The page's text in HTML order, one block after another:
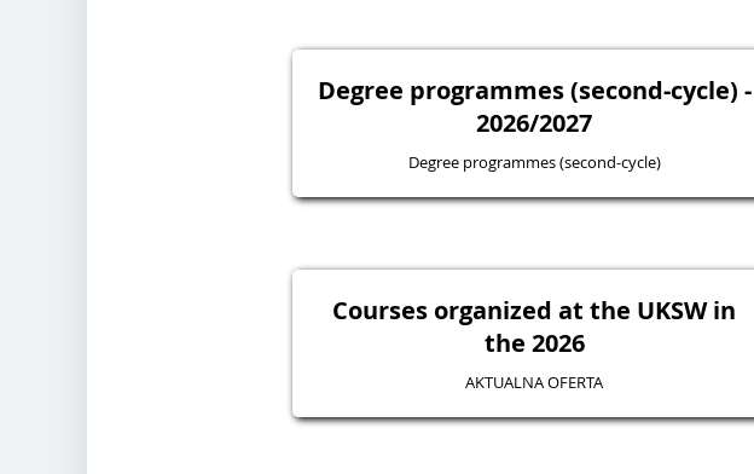
Degree programmes (second-cycle) -
2026/2027
Degree programmes (second-cycle)
Courses organized at the UKSW in
the 2026
AKTUALNA OFERTA